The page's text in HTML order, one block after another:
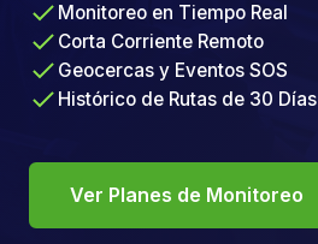
Monitoreo en Tiempo Real
Corta Corriente Remoto
Geocercas y Eventos SOS
Histórico de Rutas de 30 Días
Ver Planes de Monitoreo